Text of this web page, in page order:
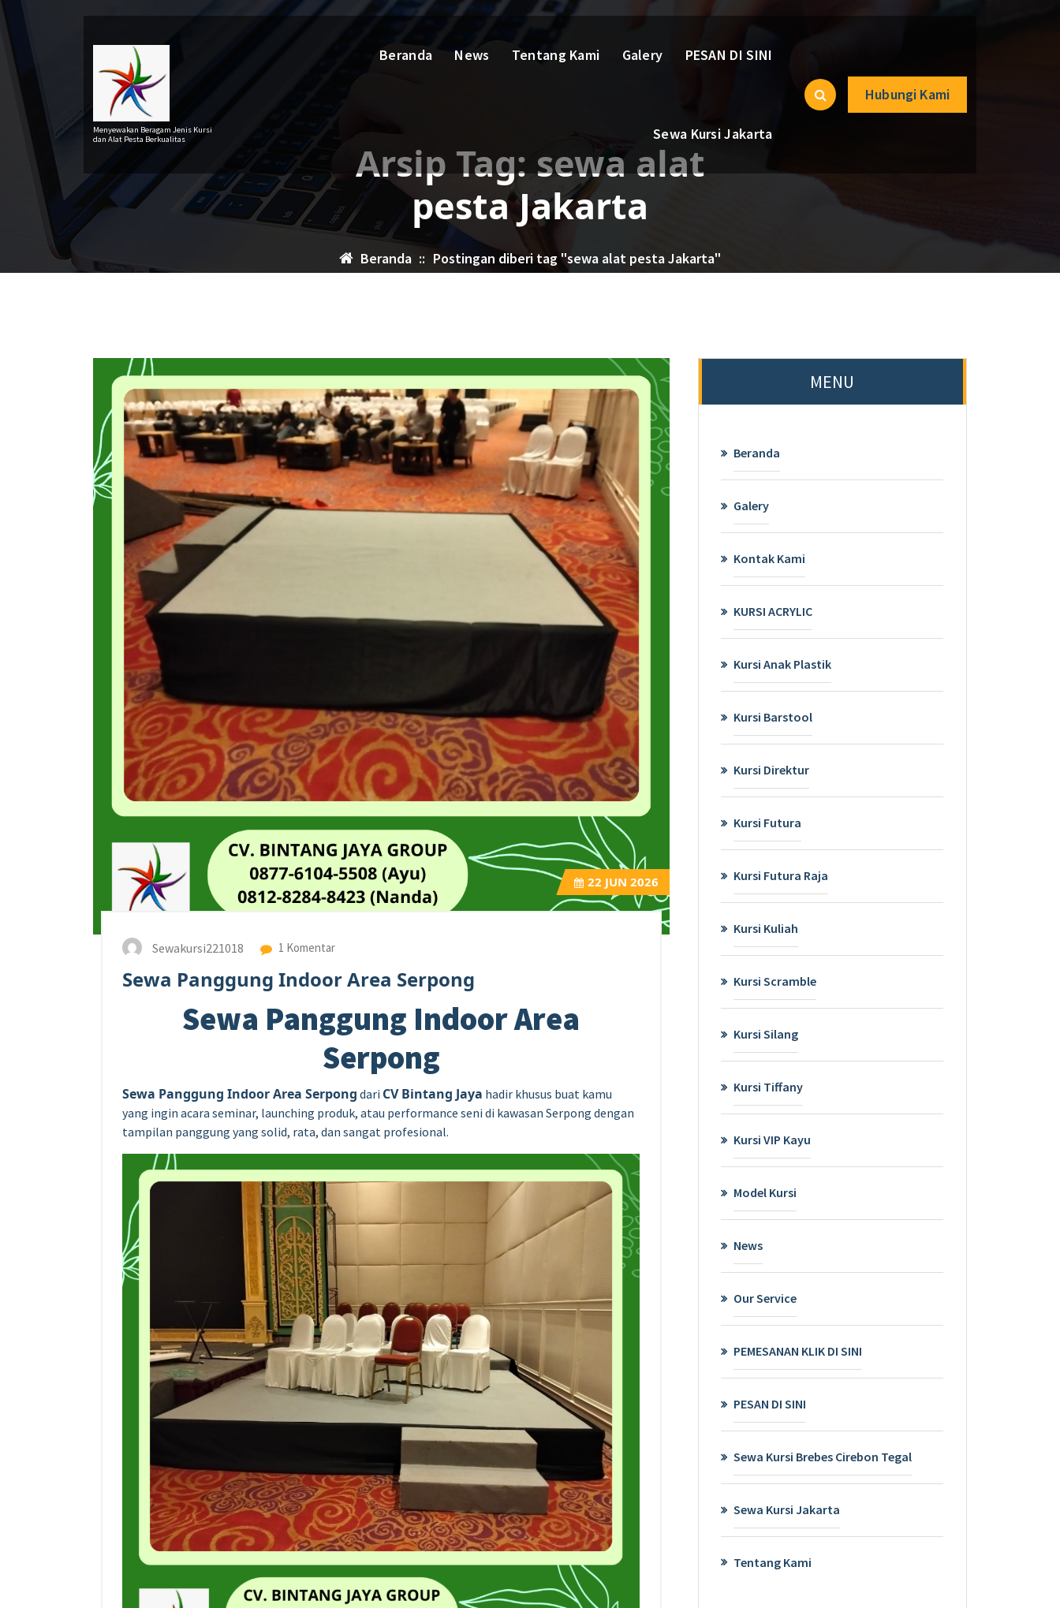
Lewati
ke
konten
Menyewakan Beragam Jenis Kursi
dan Alat Pesta Berkualitas
Beranda News Tentang Kami Galery PESAN DI SINI
Sewa Kursi Jakarta
Hubungi Kami
Arsip Tag: sewa alat
pesta Jakarta
Beranda :: Postingan diberi tag "sewa alat pesta Jakarta"
22 JUN 2026
Sewakursi221018 1 Komentar
Sewa Panggung Indoor Area Serpong
Sewa Panggung Indoor Area
Serpong
Sewa Panggung Indoor Area Serpong dari CV Bintang Jaya hadir khusus buat kamu
yang ingin acara seminar, launching produk, atau performance seni di kawasan Serpong dengan
tampilan panggung yang solid, rata, dan sangat profesional.
MENU
Beranda
Galery
Kontak Kami
KURSI ACRYLIC
Kursi Anak Plastik
Kursi Barstool
Kursi Direktur
Kursi Futura
Kursi Futura Raja
Kursi Kuliah
Kursi Scramble
Kursi Silang
Kursi Tiffany
Kursi VIP Kayu
Model Kursi
News
Our Service
PEMESANAN KLIK DI SINI
PESAN DI SINI
Sewa Kursi Brebes Cirebon Tegal
Sewa Kursi Jakarta
Tentang Kami